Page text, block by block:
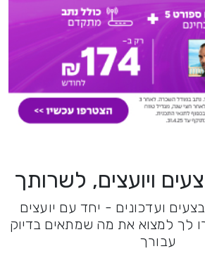
ויועצים, לשרותך
ועדכונים - יחד עם יועצים
לך למצוא את מה שמתאים בדיוק
עבורך